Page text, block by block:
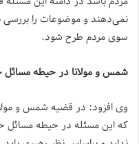
نمی‌دهند و موضوعات را بررسی
سوی مردم طرح شود.
شمس و مولانا در حیطه
وی افزود: در قضیه شمس و
که این مسئله در حیطه مسائل